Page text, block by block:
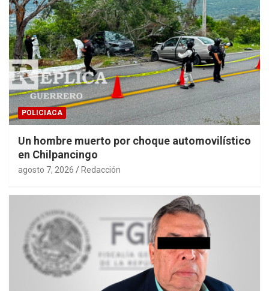
POLICIACA
Un hombre muerto por choque automovilístico
en Chilpancingo
agosto 7, 2026 Redacción